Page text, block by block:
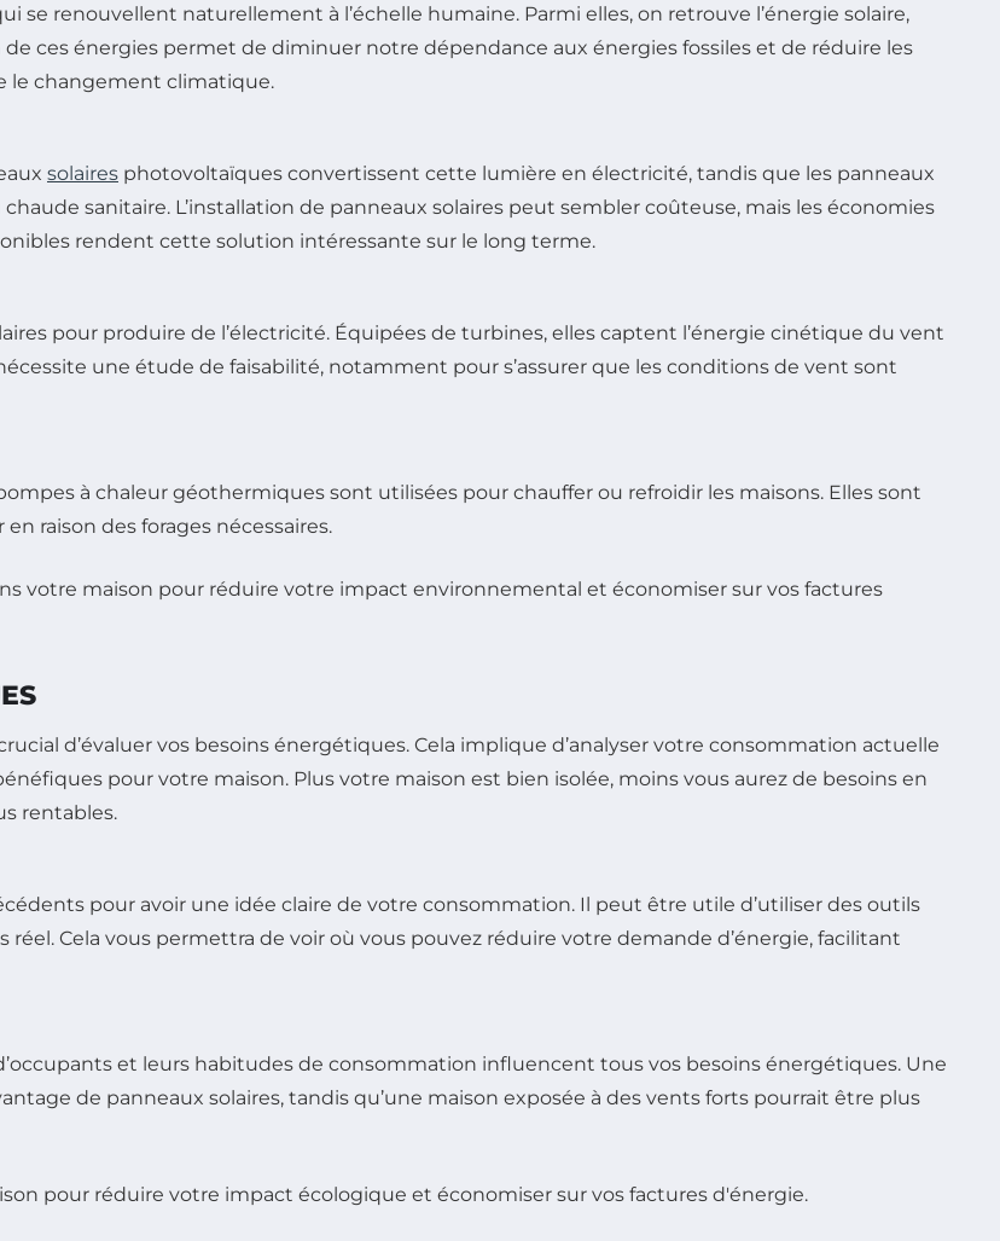
se renouvellent naturellement à l’échelle humaine. Parmi elles, on retrouve l’énergie solaire,
ces énergies permet de diminuer notre dépendance aux énergies fossiles et de réduire les
le changement climatique.
solaires photovoltaïques convertissent cette lumière en électricité, tandis que les panneaux
sanitaire. L’installation de panneaux solaires peut sembler coûteuse, mais les économies
rendent cette solution intéressante sur le long terme.
pour produire de l’électricité. Équipées de turbines, elles captent l’énergie cinétique du vent
une étude de faisabilité, notamment pour s’assurer que les conditions de vent sont
à chaleur géothermiques sont utilisées pour chauffer ou refroidir les maisons. Elles sont
raison des forages nécessaires.
d’évaluer vos besoins énergétiques. Cela implique d’analyser votre consommation actuelle
pour votre maison. Plus votre maison est bien isolée, moins vous aurez de besoins en
rentables.
pour avoir une idée claire de votre consommation. Il peut être utile d’utiliser des outils
Cela vous permettra de voir où vous pouvez réduire votre demande d’énergie, facilitant
et leurs habitudes de consommation influencent tous vos besoins énergétiques. Une
de panneaux solaires, tandis qu’une maison exposée à des vents forts pourrait être plus